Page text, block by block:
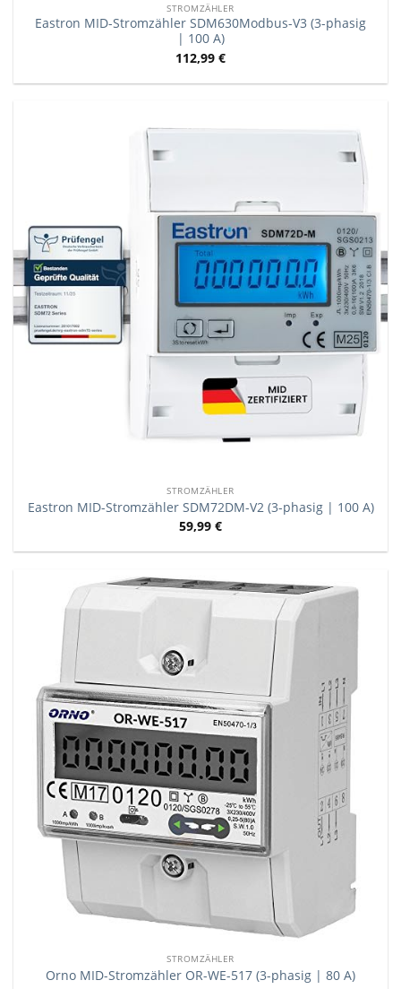
STROMZÄHLER
Eastron MID-Stromzähler SDM630Modbus-V3 (3-phasig
| 100 A)
112,99 €
STROMZÄHLER
Eastron MID-Stromzähler SDM72DM-V2 (3-phasig | 100 A)
59,99 €
STROMZÄHLER
Orno MID-Stromzähler OR-WE-517 (3-phasig | 80 A)